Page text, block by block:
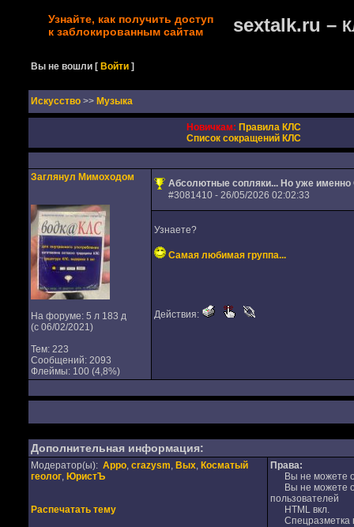
Узнайте, как получить доступ
к заблокированным сайтам
sextalk.ru –
Вы не вошли [Войти ]
Искусство >> Музыка
Новичкам: Правила КЛС
Список сокращений КЛС
Заглянул Мимоходом
На форуме: 5 л 183 д
(с 06/02/2021)
Тем: 223
Сообщений: 2093
Флеймы: 100 (4,8%)
Абсолютные сопляки... Но уже
#3081410- 26/05/2026 02:02:33
Узнаете?
Самая любимая группа...
Действия:
Дополнительная информация:
Модератор(ы): Appo, crazysm, Вых, Косматый
геолог, ЮристЪ
Распечатать тему
Права:
Вы не можете
Вы не можете
пользователей
HTML вкл.
Спецразметка